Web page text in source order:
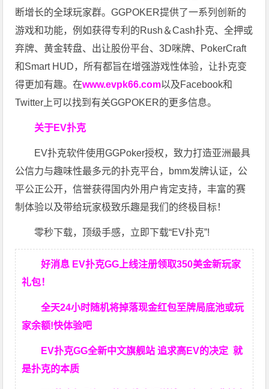
断增长的全球玩家群。GGPOKER提供了一系列创新的
游戏和功能，例如获得专利的Rush＆Cash扑克、全押或
弃牌、黄金转盘、出让股份平台、3D咪牌、PokerCraft
和Smart HUD，所有都旨在增强游戏性体验，让扑克变
得更加有趣。在www.evpk66.com以及Facebook和
Twitter上可以找到有关GGPOKER的更多信息。
关于EV扑克
EV扑克软件使用GGPoker授权，致力打造亚洲最具
公信力与趣味性最多元的扑克平台，bmm发牌认证，公
平公正公开，信誉获得国内外用户肯定支持，丰富的赛
制体验以及带给玩家极致乐趣是我们的终极目标！
零秒下载，顶级手感，立即下载“EV扑克”!
好消息 EV扑克GG上线注册领取350美金新玩家
礼包！
全天24小时随机将掉落现金红包至牌局底池或玩
家余额!快体验吧
EV扑克GG全新中文旗舰站 追求高EV的决定就
是扑克的本质